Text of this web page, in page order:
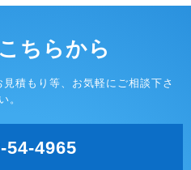
ちらから
積もり等、お気軽にご相談下さ
い。
54-4965